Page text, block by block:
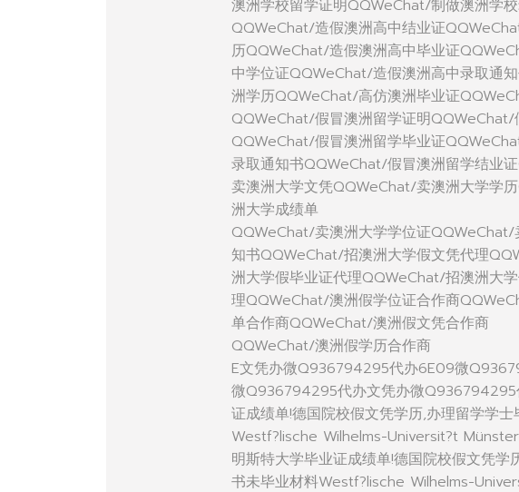
澳洲学校留学证明QQWeChat/制做澳洲学
QQWeChat/造假澳洲高中结业证
历QQWeChat/造假澳洲高中毕业证
中学位证QQWeChat/造假澳洲高中录取通
洲学历QQWeChat/高仿澳洲毕业证
QQWeChat/假冒澳洲留学证明
QQWeChat/假冒澳洲留学毕业证
录取通知书QQWeChat/假冒澳洲留学结业
卖澳洲大学文凭QQWeChat/卖澳洲大学学
洲大学成绩单
QQWeChat/卖澳洲大学学位证
知书QQWeChat/招澳洲大学假文凭代理
洲大学假毕业证代理QQWeChat/招澳洲大
理QQWeChat/澳洲假学位证合作商
单合作商QQWeChat/澳洲假文凭合作商
QQWeChat/澳洲假学历合作商
E文凭办微Q936794295代办6E09微
微Q936794295代办文凭办微Q936794295
证成绩单!德国院校假文凭学历,办理留学学
Westf?lische Wilhelms-Universit?t
明斯特大学毕业证成绩单!德国院校假文凭
书未毕业材料Westf?lische Wilhelms-